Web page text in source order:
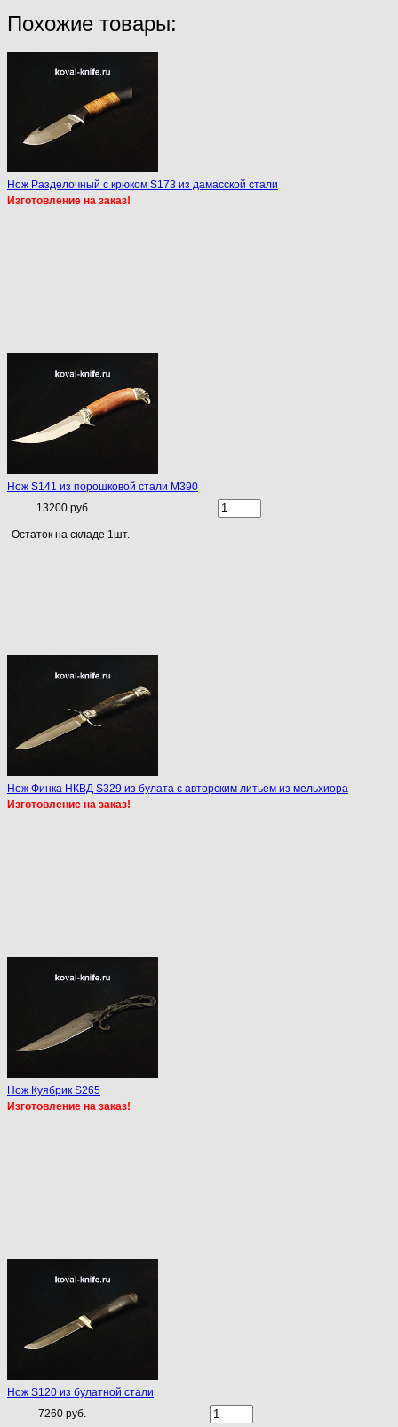
Похожие товары:
Нож Разделочный с крюком S173 из дамасской стали
Изготовление на заказ!
Нож S141 из порошковой стали М390
13200 руб.
Остаток на складе 1шт.
Нож Финка НКВД S329 из булата с авторским литьем из мельхиора
Изготовление на заказ!
Нож Куябрик S265
Изготовление на заказ!
Нож S120 из булатной стали
7260 руб.